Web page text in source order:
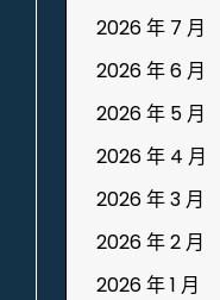
2026 年 7 月
2026 年 6 月
2026 年 5 月
2026 年 4 月
2026 年 3 月
2026 年 2 月
2026 年 1 月